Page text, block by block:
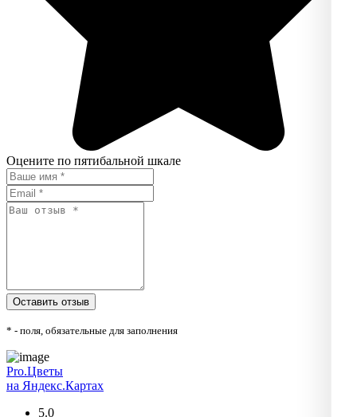
Оцените по пятибальной шкале
* - поля, обязательные для заполнения
Pro.Цветы
на Яндекс.Картах
5.0